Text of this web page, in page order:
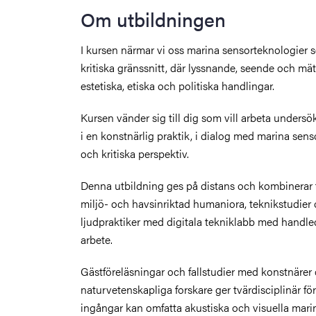
Om utbildningen
I kursen närmar vi oss marina sensorteknologier
kritiska gränssnitt, där lyssnande, seende och
estetiska, etiska och politiska handlingar.
Kursen vänder sig till dig som vill arbeta
i en konstnärlig praktik, i dialog med marina
och kritiska perspektiv.
Denna utbildning ges på distans och
miljö- och havsinriktad humaniora,
ljudpraktiker med digitala tekniklabb med
arbete.
Gästföreläsningar och fallstudier med konstnärer
naturvetenskapliga forskare ger tvärdisciplinär
ingångar kan omfatta akustiska och visuella